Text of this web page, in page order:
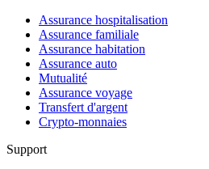
Assurance hospitalisation
Assurance familiale
Assurance habitation
Assurance auto
Mutualité
Assurance voyage
Transfert d'argent
Crypto-monnaies
Support